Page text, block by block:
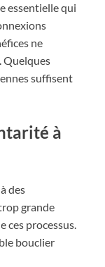
essentielle qui
ne
Quelques
suffisent
à
des
grande
ces processus.
bouclier